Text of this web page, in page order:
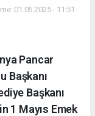
01.05.2025 - 11:51
Pancar
Başkanı
Başkanı
1 Mayıs Emek